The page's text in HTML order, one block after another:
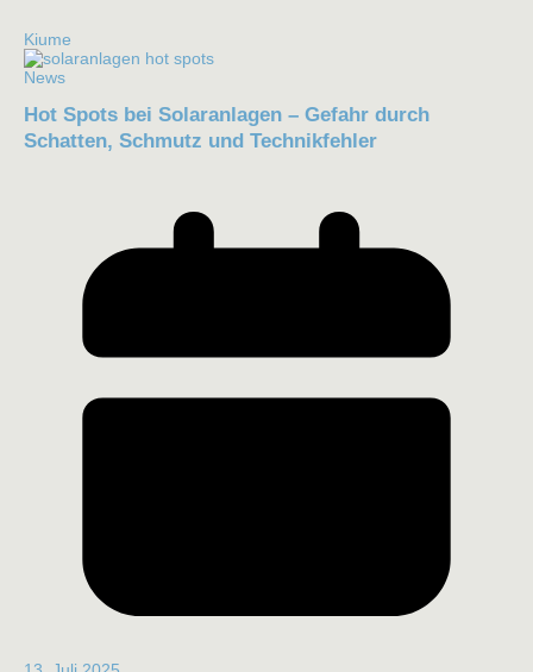
Kiume
News
Hot Spots bei Solaranlagen – Gefahr durch
Schatten, Schmutz und Technikfehler